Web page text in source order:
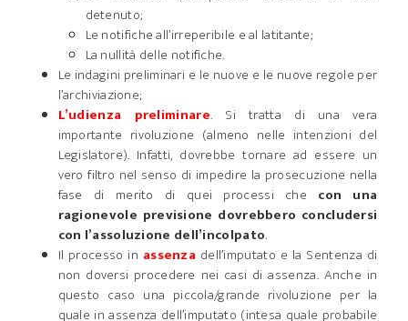
detenuto;
Le notifiche all’irreperibile e al latitante;
La nullità delle notifiche.
Le indagini preliminari e le nuove e le nuove regole per
l’archiviazione;
L’udienza preliminare. Si tratta di una vera
importante rivoluzione (almeno nelle intenzioni del
Legislatore). Infatti, dovrebbe tornare ad essere un
vero filtro nel senso di impedire la prosecuzione nella
fase di merito di quei processi che con una
ragionevole previsione dovrebbero concludersi
con l’assoluzione dell’incolpato.
Il processo in assenza dell’imputato e la Sentenza di
non doversi procedere nei casi di assenza. Anche in
questo caso una piccola/grande rivoluzione per la
quale in assenza dell’imputato (intesa quale probabile